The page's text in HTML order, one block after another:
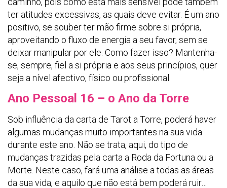
ter atitudes excessivas, as quais deve evitar. É um ano
positivo, se souber ter mão firme sobre si própria,
aproveitando o fluxo de energia a seu favor, sem se
deixar manipular por ele. Como fazer isso? Mantenha-
se, sempre, fiel a si própria e aos seus princípios, quer
seja a nível afectivo, físico ou profissional.
Ano Pessoal 16 – o Ano da Torre
Sob influência da carta de Tarot a Torre, poderá haver
algumas mudanças muito importantes na sua vida
durante este ano. Não se trata, aqui, do tipo de
mudanças trazidas pela carta a Roda da Fortuna ou a
Morte. Neste caso, fará uma análise a todas as áreas
da sua vida, e aquilo que não está bem poderá ruir…